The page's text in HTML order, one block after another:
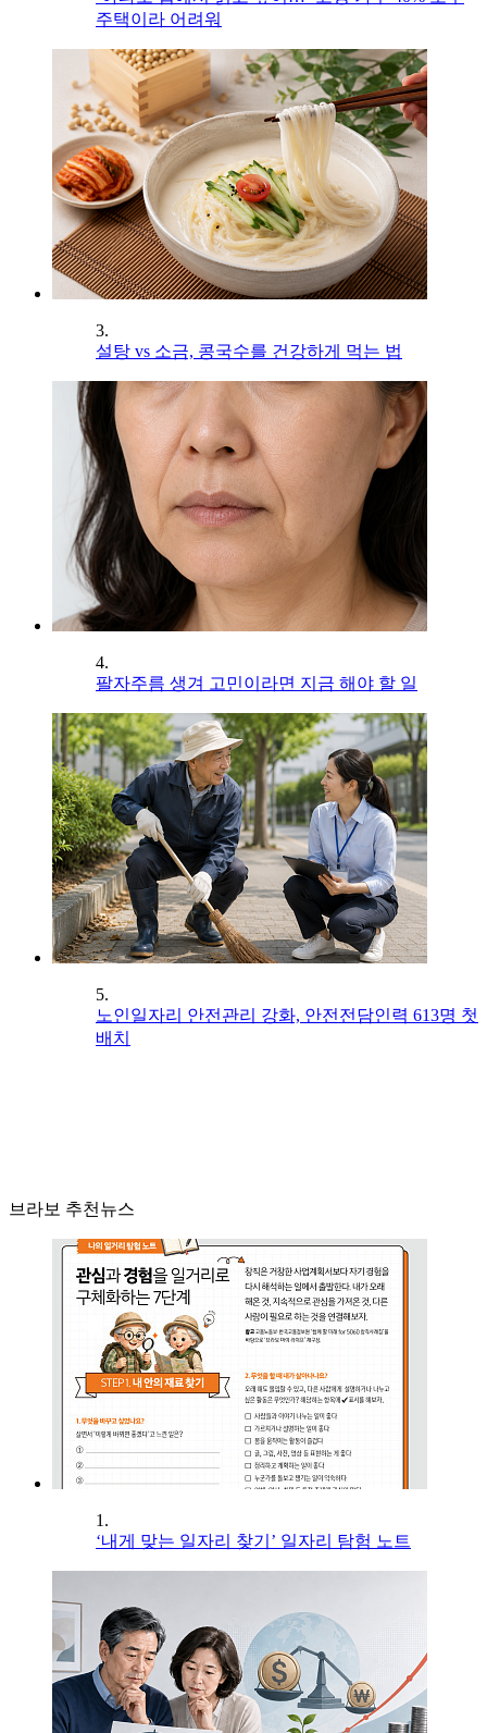
주택이라 어려워
3.
설탕 vs 소금, 콩국수를 건강하게 먹는 법
4.
팔자주름 생겨 고민이라면 지금 해야 할 일
5.
노인일자리 안전관리 강화, 안전전담인력 613명 첫
배치
브라보 추천뉴스
1.
‘내게 맞는 일자리 찾기’ 일자리 탐험 노트